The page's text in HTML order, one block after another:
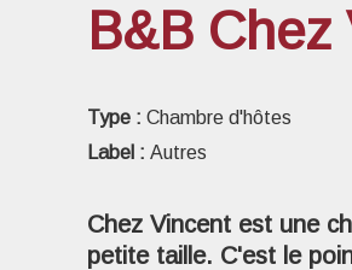
B&B Chez
Type : Chambre d'hôtes
Label : Autres
Chez Vincent est une
petite taille. C'est le